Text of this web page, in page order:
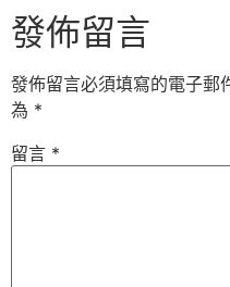
發佈留言
發佈留言必須填寫的電子郵
為 *
留言 *